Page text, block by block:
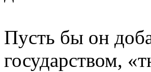
Пусть бы он
государством,